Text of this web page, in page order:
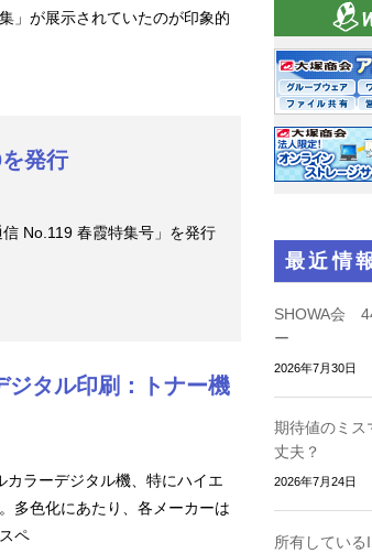
」が展示されていたのが印象的
発行
No.119 春霞特集号」を発行
ジタル印刷：トナー機
ラーデジタル機、特にハイエ
多色化にあたり、各メーカーは
ペ
最近情
SHOWA会
ー
2026年7月30日
期待値のミス
丈夫？
2026年7月24日
所有している